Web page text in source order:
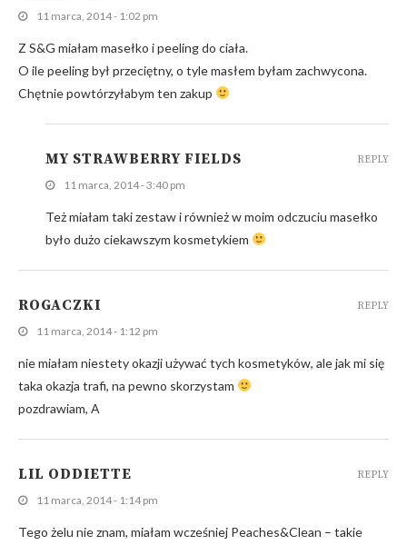
11 marca, 2014 - 1:02 pm
Z S&G miałam masełko i peeling do ciała.
O ile peeling był przeciętny, o tyle masłem byłam zachwycona.
Chętnie powtórzyłabym ten zakup
MY STRAWBERRY FIELDS
11 marca, 2014 - 3:40 pm
Też miałam taki zestaw i również w moim odczuciu masełko
było dużo ciekawszym kosmetykiem
REPLY
ROGACZKI
11 marca, 2014 - 1:12 pm
nie miałam niestety okazji używać tych kosmetyków, ale jak mi się
taka okazja trafi, na pewno skorzystam
pozdrawiam, A
REPLY
LIL ODDIETTE
11 marca, 2014 - 1:14 pm
Tego żelu nie znam, miałam wcześniej Peaches&Clean – takie
REPLY